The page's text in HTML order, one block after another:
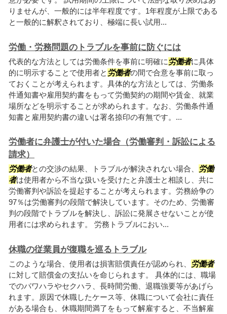
りませんが、一般的には半年程度です。1年程度が上限である
と一般的に解釈されており、極端に長い試用...
労働・労務問題のトラブルを事前に防ぐには
代表的な方法としては労働条件を事前に明確に 労働者に具体
的に明示することで使用者と 労働者の間で合意を事前に取っ
ておくことが考えられます。具体的な方法としては、労働条
件通知書や雇用契約書をもって労働契約の期間や賃金、就業
場所などを明示することが求められます。なお、労働条件通
知書と雇用契約書の違いは署名捺印の有無です。...
労働者に弁護士が付いた場合（労働審判・訴訟による
請求）
労働者との交渉の結果、トラブルが解決されない場合、
労働
者は使用者から不当な扱いを受けたと弁護士と相談し、共に
労働審判や訴訟を提起することが考えられます。労務紛争の
97％は労働審判の段階で解決しています。そのため、労働審
判の段階でトラブルを解決し、訴訟に発展させないことが使
用者には求められます。 労務トラブルにおい...
休職の従業員が復職を巡るトラブル
このような場合、使用者は損害賠償責任が認められ、
労働者
に対して賠償金の支払いを命じられます。 具体的には、職場
でのパワハラやセクハラ、長時間労働、退職強要等があげら
れます。原因で休職したケース等、休職について会社に責任
がある場合も、休職期間満了をもって解雇すると、不当解雇